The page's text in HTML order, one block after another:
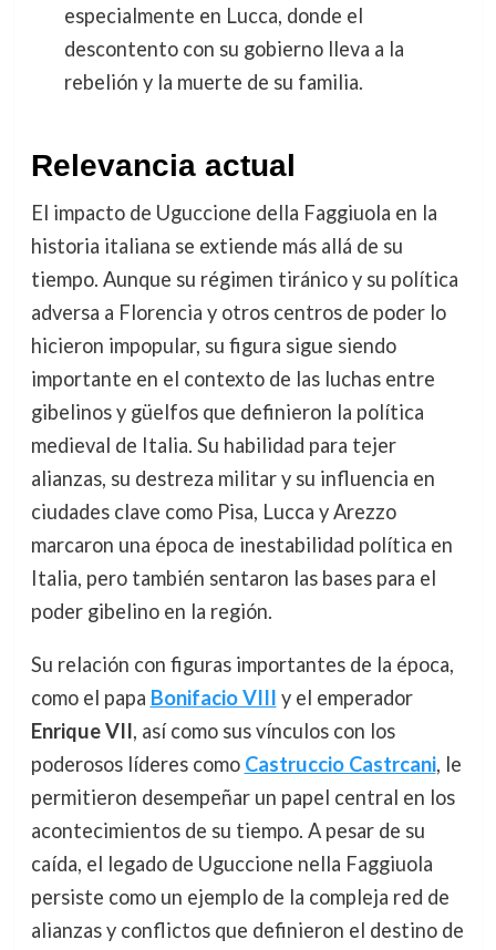
especialmente en Lucca, donde el
descontento con su gobierno lleva a la
rebelión y la muerte de su familia.
Relevancia actual
El impacto de Uguccione della Faggiuola en la
historia italiana se extiende más allá de su
tiempo. Aunque su régimen tiránico y su política
adversa a Florencia y otros centros de poder lo
hicieron impopular, su figura sigue siendo
importante en el contexto de las luchas entre
gibelinos y güelfos que definieron la política
medieval de Italia. Su habilidad para tejer
alianzas, su destreza militar y su influencia en
ciudades clave como Pisa, Lucca y Arezzo
marcaron una época de inestabilidad política en
Italia, pero también sentaron las bases para el
poder gibelino en la región.
Su relación con figuras importantes de la época,
como el papa Bonifacio VIII y el emperador
Enrique VII, así como sus vínculos con los
poderosos líderes como Castruccio Castrcani, le
permitieron desempeñar un papel central en los
acontecimientos de su tiempo. A pesar de su
caída, el legado de Uguccione nella Faggiuola
persiste como un ejemplo de la compleja red de
alianzas y conflictos que definieron el destino de